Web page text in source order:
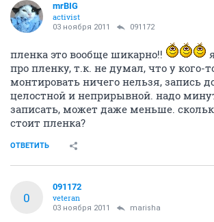
mrBIG
activist
03 ноября 2011 091172
пленка это вообще шикарно!!
про пленку, т.к. не думал, что у кого-
монтировать ничего нельзя, запись
целостной и неприрывной. надо
записать, может даже меньше.
стоит пленка?
ОТВЕТИТЬ
0
091172
veteran
03 ноября 2011 marisha